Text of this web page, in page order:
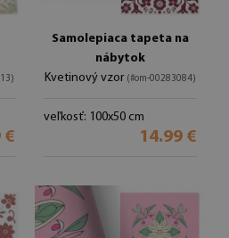
€
Samolepiaca tapeta na
nábytok
Kvetinový vzor (#om-00283084)
veľkosť: 100x50 cm
14.99 €